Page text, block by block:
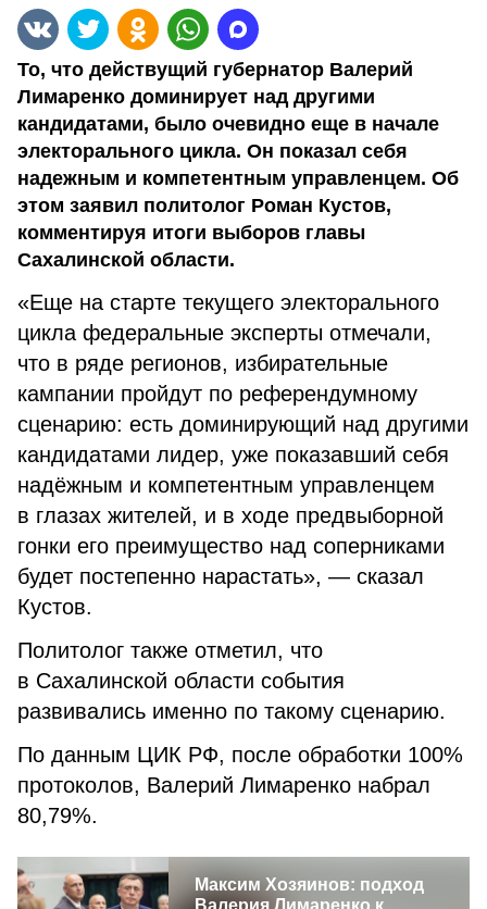
То, что действущий губернатор Валерий
Лимаренко доминирует над другими
кандидатами, было очевидно еще в начале
электорального цикла. Он показал себя
надежным и компетентным управленцем. Об
этом заявил политолог Роман Кустов,
комментируя итоги выборов главы
Сахалинской области.
«Еще на старте текущего электорального
цикла федеральные эксперты отмечали,
что в ряде регионов, избирательные
кампании пройдут по референдумному
сценарию: есть доминирующий над другими
кандидатами лидер, уже показавший себя
надёжным и компетентным управленцем
в глазах жителей, и в ходе предвыборной
гонки его преимущество над соперниками
будет постепенно нарастать», — сказал
Кустов.
Политолог также отметил, что
в Сахалинской области события
развивались именно по такому сценарию.
По данным ЦИК РФ, после обработки 100%
протоколов, Валерий Лимаренко набрал
80,79%.
Максим Хозяинов: подход
Валерия Лимаренко к